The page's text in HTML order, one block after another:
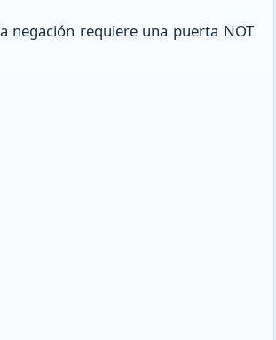
negación requiere una puerta NOT